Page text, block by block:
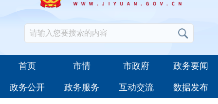
首页 市情 市政府 政务要闻
政务公开 政务服务 互动交流 数据发布